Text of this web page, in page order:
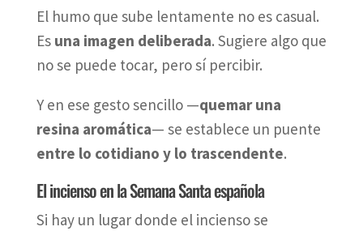
El humo que sube lentamente no es casual.
Es una imagen deliberada. Sugiere algo que
no se puede tocar, pero sí percibir.
Y en ese gesto sencillo —quemar una
resina aromática— se establece un puente
entre lo cotidiano y lo trascendente.
El incienso en la Semana Santa española
Si hay un lugar donde el incienso se